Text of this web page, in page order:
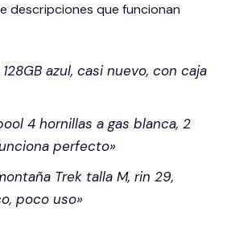
descripciones que funcionan
128GB azul, casi nuevo, con caja
4 hornillas a gas blanca, 2
perfecto»
Trek talla M, rin 29,
poco uso»